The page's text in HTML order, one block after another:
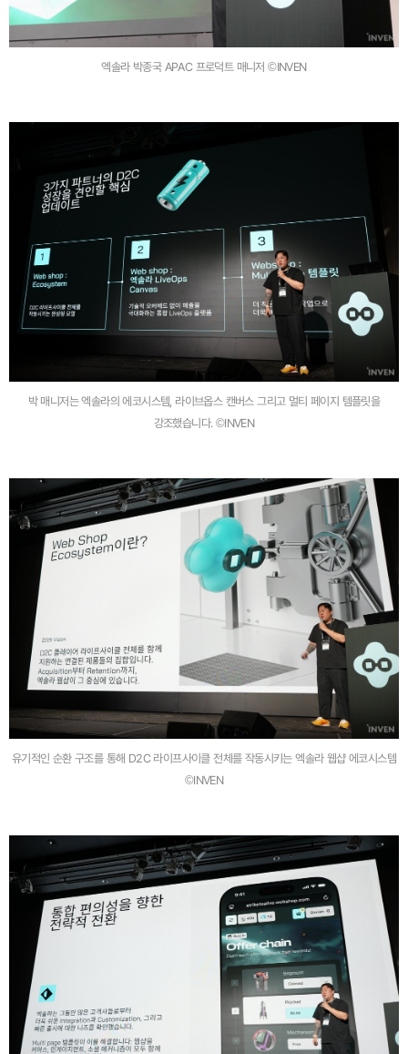
엑솔라 박종국 APAC 프로덕트 매니저 ©INVEN
박 매니저는 엑솔라의 에코시스템, 라이브옵스 캔버스 그리고 멀티 페이지 템플릿을
강조했습니다. ©INVEN
유기적인 순환 구조를 통해 D2C 라이프사이클 전체를 작동시키는 엑솔라 웹샵 에코시스템
©INVEN